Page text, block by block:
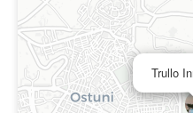
Trullo